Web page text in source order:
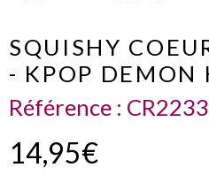
SQUISHY
- KPOP DEMON
Référence : CR2233
14,95€